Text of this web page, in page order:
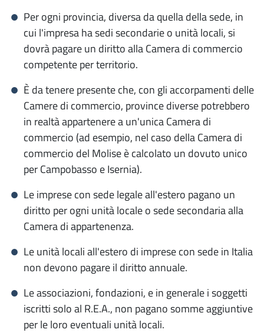
Bollatura e vidimazione libri sociali e registri
Cronotachigrafo digitale e carta tachigrafica
Banca Dati Fgas
FGAS sanzioni
Registro telematico gas fluorurati ad
effetto serra
Informazione economica e sviluppo del
territorio
Promuovi la tua impresa
e il tuo territorio
Bandi per il sostegno alle imprese
Per ogni provincia, diversa da quella della sede, in
cui l'impresa ha sedi secondarie o unità locali, si
dovrà pagare un diritto alla Camera di commercio
competente per territorio.
È da tenere presente che, con gli accorpamenti delle
Camere di commercio, province diverse potrebbero
in realtà appartenere a un'unica Camera di
commercio (ad esempio, nel caso della Camera di
commercio del Molise è calcolato un dovuto unico
per Campobasso e Isernia).
Le imprese con sede legale all'estero pagano un
diritto per ogni unità locale o sede secondaria alla
Camera di appartenenza.
Le unità locali all'estero di imprese con sede in Italia
non devono pagare il diritto annuale.
Le associazioni, fondazioni, e in generale i soggetti
iscritti solo al R.E.A., non pagano somme aggiuntive
per le loro eventuali unità locali.